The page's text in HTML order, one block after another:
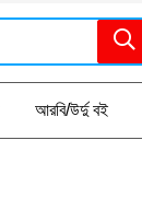
আরবি/উর্দু বই